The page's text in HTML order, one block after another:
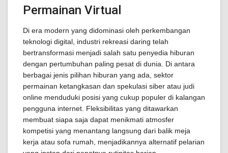
Permainan Virtual
Di era modern yang didominasi oleh perkembangan
teknologi digital, industri rekreasi daring telah
bertransformasi menjadi salah satu penyedia hiburan
dengan pertumbuhan paling pesat di dunia. Di antara
berbagai jenis pilihan hiburan yang ada, sektor
permainan ketangkasan dan spekulasi siber atau judi
online menduduki posisi yang cukup populer di kalangan
pengguna internet. Fleksibilitas yang ditawarkan
membuat siapa saja dapat menikmati atmosfer
kompetisi yang menantang langsung dari balik meja
kerja atau sofa rumah, menjadikannya alternatif pelarian